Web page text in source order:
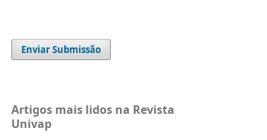
Enviar Submissão
Artigos mais lidos na Revista
Univap